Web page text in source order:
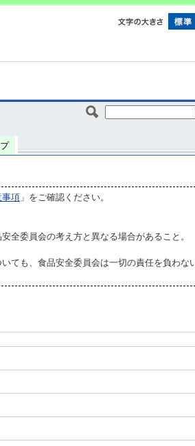
事項 」をご確認ください。
全委員会の考え方と異なる場合があること。
ても、食品安全委員会は一切の責任を負わな